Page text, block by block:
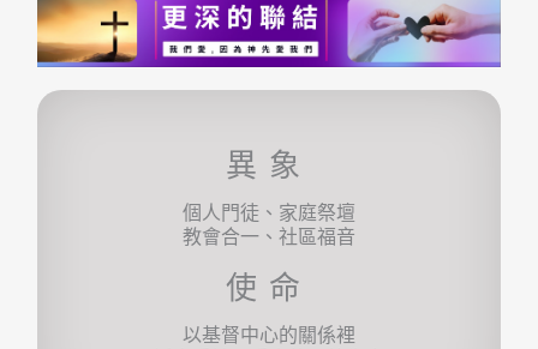
異象
個人門徒、家庭祭壇
教會合一、社區福音
使命
以基督中心的關係裡